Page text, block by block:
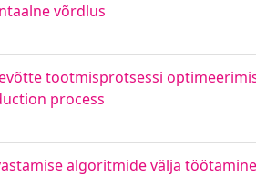
võrdlus
tootmisprotsessi
process
algoritmide välja